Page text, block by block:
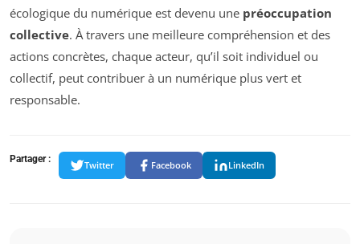
écologique du numérique est devenu une préoccupation
collective. À travers une meilleure compréhension et des
actions concrètes, chaque acteur, qu’il soit individuel ou
collectif, peut contribuer à un numérique plus vert et
responsable.
Partager :
Twitter Facebook LinkedIn